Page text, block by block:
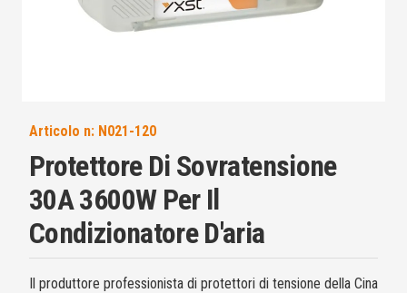
Articolo n: N021-120
Protettore Di Sovratensione
30A 3600W Per Il
Condizionatore D'aria
Il produttore professionista di protettori di tensione della Cina